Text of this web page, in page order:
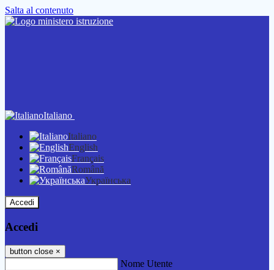
Salta al contenuto
Italiano
Italiano
English
Français
Română
Українська
Accedi
Accedi
button close ×
Nome Utente